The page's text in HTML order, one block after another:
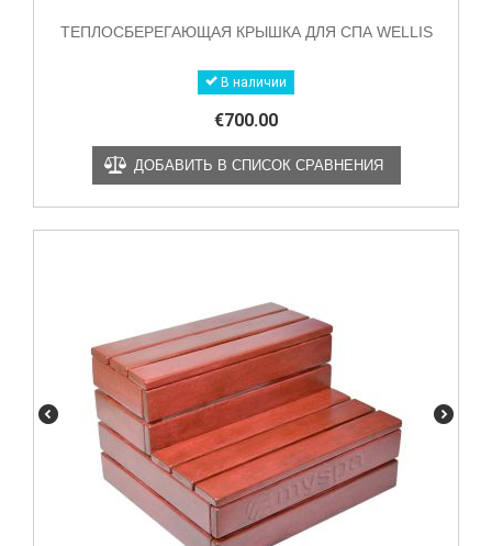
ТЕПЛОСБЕРЕГАЮЩАЯ КРЫШКА ДЛЯ СПА WELLIS
В наличии
€700.00
ДОБАВИТЬ В СПИСОК СРАВНЕНИЯ